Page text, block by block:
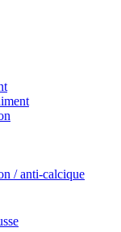
/ anti-calcique